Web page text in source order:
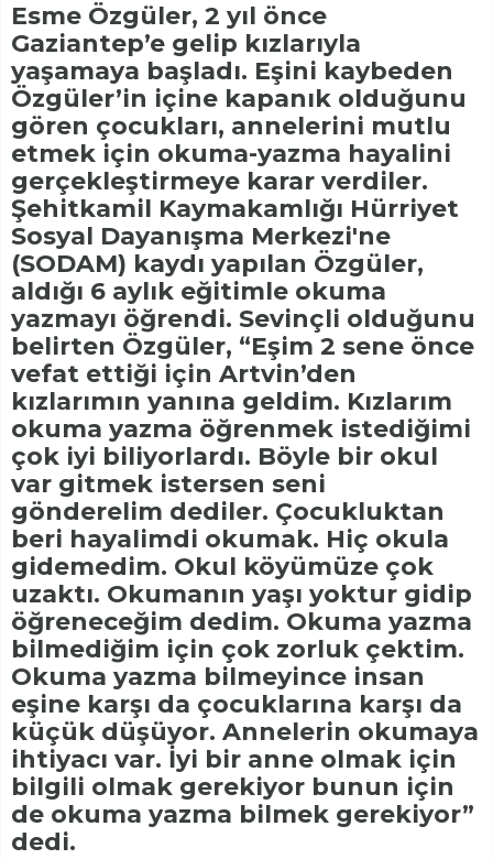
Esme Özgüler, 2 yıl önce
Gaziantep’e gelip kızlarıyla
yaşamaya başladı. Eşini kaybeden
Özgüler’in içine kapanık olduğunu
gören çocukları, annelerini mutlu
etmek için okuma-yazma hayalini
gerçekleştirmeye karar verdiler.
Şehitkamil Kaymakamlığı Hürriyet
Sosyal Dayanışma Merkezi'ne
(SODAM) kaydı yapılan Özgüler,
aldığı 6 aylık eğitimle okuma
yazmayı öğrendi. Sevinçli olduğunu
belirten Özgüler, “Eşim 2 sene önce
vefat ettiği için Artvin’den
kızlarımın yanına geldim. Kızlarım
okuma yazma öğrenmek istediğimi
çok iyi biliyorlardı. Böyle bir okul
var gitmek istersen seni
gönderelim dediler. Çocukluktan
beri hayalimdi okumak. Hiç okula
gidemedim. Okul köyümüze çok
uzaktı. Okumanın yaşı yoktur gidip
öğreneceğim dedim. Okuma yazma
bilmediğim için çok zorluk çektim.
Okuma yazma bilmeyince insan
eşine karşı da çocuklarına karşı da
küçük düşüyor. Annelerin okumaya
ihtiyacı var. İyi bir anne olmak için
bilgili olmak gerekiyor bunun için
de okuma yazma bilmek gerekiyor”
dedi.